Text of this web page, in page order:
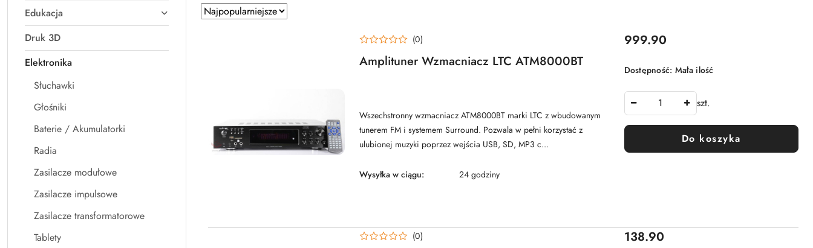
Edukacja
Druk 3D
Elektronika
Słuchawki
Głośniki
Baterie / Akumulatorki
Radia
Zasilacze modułowe
Zasilacze impulsowe
Zasilacze transformatorowe
Tablety
Zastosowano
sortowanie:
Sortuj
według
Amplituner Wzmacniacz LTC ATM8000BT
(0)
Wszechstronny wzmacniacz ATM8000BT marki LTC z wbudowanym
tunerem FM i systemem Surround. Pozwala w pełni korzystać z
ulubionej muzyki poprzez wejścia USB, SD, MP3 c...
Wysyłka w ciągu: 24 godziny
Cena:
999.90
Dostępność: Mała ilość
szt.
Do koszyka
(0) Cena:
138.90